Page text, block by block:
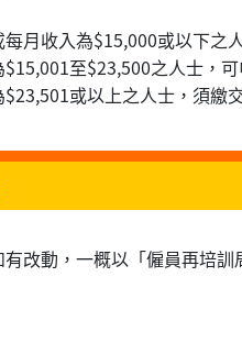
月收入為$15,000或以下之
至$23,500之人士，可
或以上之人士，須繳
改動，一概以「僱員再培